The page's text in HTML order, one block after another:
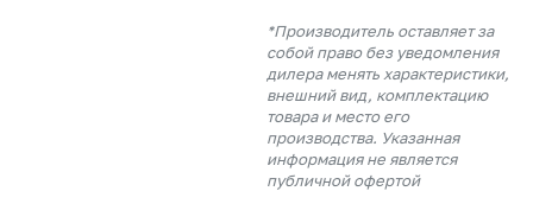
*Производитель оставляет за
собой право без уведомления
дилера менять характеристики,
внешний вид, комплектацию
товара и место его
производства. Указанная
информация не является
публичной офертой